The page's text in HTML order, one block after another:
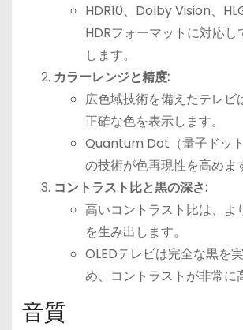
HDR10、Dolby Vision、
HDRフォーマットに対応
します。
カラーレンジと精度:
広色域技術を備えたテレビ
正確な色を表示します。
Quantum Dot（量子ドッ
の技術が色再現性を高めま
コントラスト比と黒の深さ:
高いコントラスト比は、よ
を生み出します。
OLEDテレビは完全な黒を
め、コントラストが非常に
音質